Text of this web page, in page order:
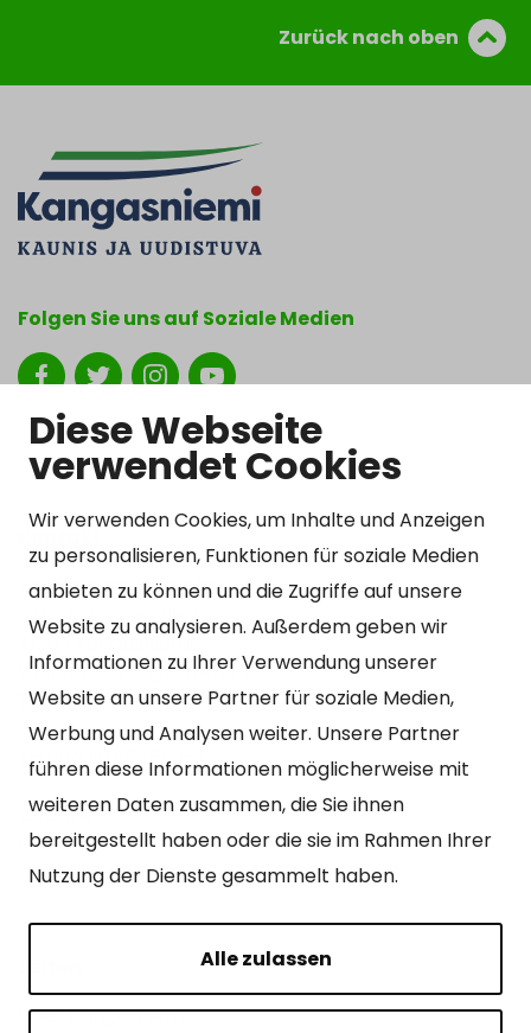
Diese Webseite
verwendet Cookies
Wir verwenden Cookies, um Inhalte und Anzeigen
zu personalisieren, Funktionen für soziale Medien
anbieten zu können und die Zugriffe auf unsere
Website zu analysieren. Außerdem geben wir
Informationen zu Ihrer Verwendung unserer
Website an unsere Partner für soziale Medien,
Werbung und Analysen weiter. Unsere Partner
führen diese Informationen möglicherweise mit
weiteren Daten zusammen, die Sie ihnen
bereitgestellt haben oder die sie im Rahmen Ihrer
Nutzung der Dienste gesammelt haben.
Alle zulassen
Zurück nach oben
Folgen Sie uns auf Soziale Medien
Show my cookie settings
Kangasniemen kunta
Otto Mannisen tie 2
51200 Kangasniemi
kirjaamo@kangasniemi.fi
Tel. 040 719 9370
Y-tunnus 0164690-3
Geöffnet
Mo – Fr 9-15 Uhr.
Über Kangasniemi